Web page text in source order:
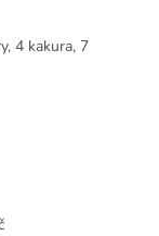
4 kakura, 7